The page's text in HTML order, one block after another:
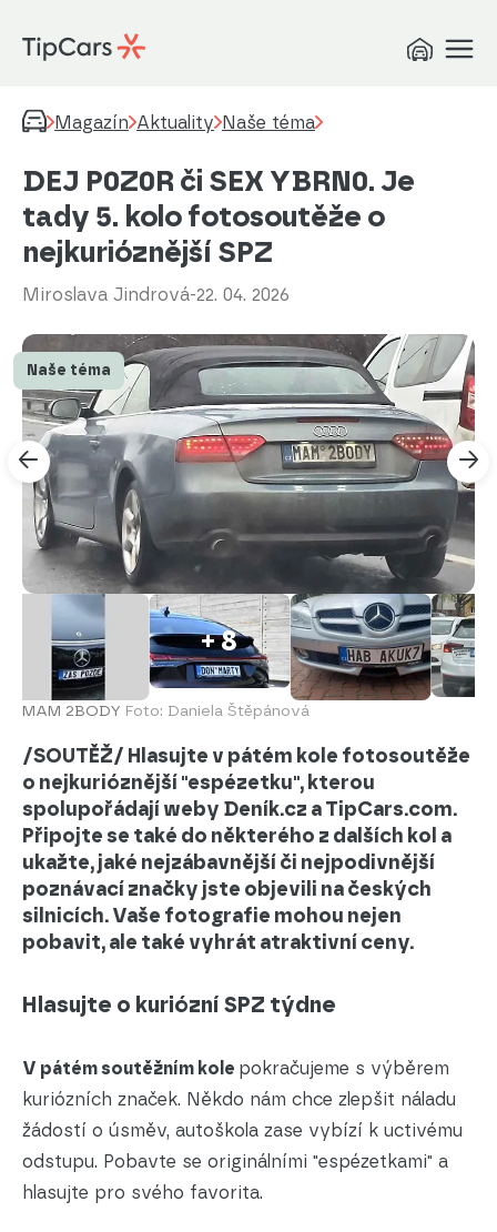
Magazín Aktuality Naše téma
DEJ P0Z0R či SEX YBRN0. Je
tady 5. kolo fotosoutěže o
nejkurióznější SPZ
Miroslava Jindrová-22. 04. 2026
+ 8
MAM 2BODY Foto: Daniela Štěpánová
Naše téma
/SOUTĚŽ/ Hlasujte v pátém kole fotosoutěže
o nejkurióznější "espézetku", kterou
spolupořádají weby Deník.cz a TipCars.com.
Připojte se také do některého z dalších kol a
ukažte, jaké nejzábavnější či nejpodivnější
poznávací značky jste objevili na českých
silnicích. Vaše fotografie mohou nejen
pobavit, ale také vyhrát atraktivní ceny.
Hlasujte o kuriózní SPZ týdne
V pátém soutěžním kole pokračujeme s výběrem
kuriózních značek. Někdo nám chce zlepšit náladu
žádostí o úsměv, autoškola zase vybízí k uctivému
odstupu. Pobavte se originálními "espézetkami" a
hlasujte pro svého favorita.